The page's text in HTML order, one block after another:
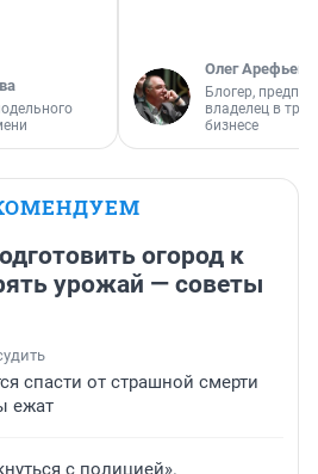
Олег Арефьев
Блогер,
владелец в
бизнесе
огород к
урожай — советы
спасти от страшной смерти
ежат
с полицией».